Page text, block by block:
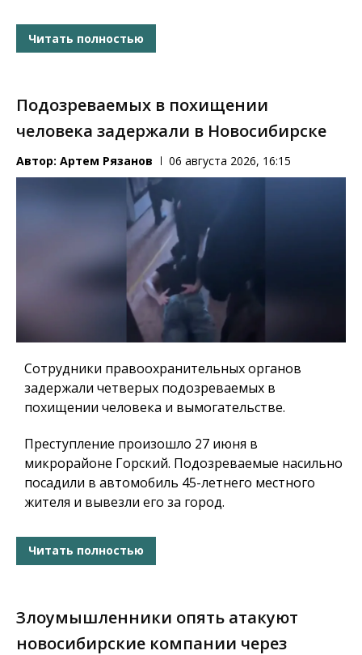
Читать полностью
Подозреваемых в похищении
человека задержали в Новосибирске
Автор: Артем Рязанов 06 августа 2026, 16:15
Сотрудники правоохранительных органов
задержали четверых подозреваемых в
похищении человека и вымогательстве.
Преступление произошло 27 июня в
микрорайоне Горский. Подозреваемые насильно
посадили в автомобиль 45-летнего местного
жителя и вывезли его за город.
Читать полностью
Злоумышленники опять атакуют
новосибирские компании через